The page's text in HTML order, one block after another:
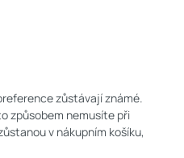
zůstávají známé.
způsobem nemusíte při
v nákupním košíku,